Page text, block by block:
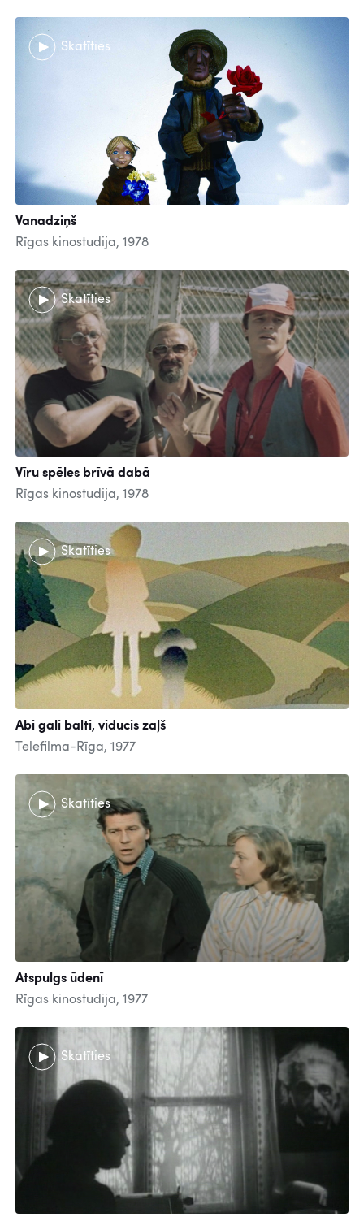
Skatīties
Vanadziņš
Rīgas kinostudija, 1978
Skatīties
Vīru spēles brīvā dabā
Rīgas kinostudija, 1978
Skatīties
Abi gali balti, viducis zaļš
Telefilma-Rīga, 1977
Skatīties
Atspulgs ūdenī
Rīgas kinostudija, 1977
Skatīties